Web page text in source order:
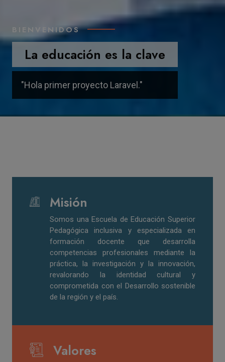
BIENVENIDOS
La educación es la clave
"Hola primer proyecto Laravel."
LICENCIAMIENTO
Somos una institución Licenciada mediante
Resolución Ministerial N° 017-2021-MINEDU.
Misión
Somos una Escuela de Educación Superior
Pedagógica inclusiva y especializada en
formación docente que desarrolla
competencias profesionales mediante la
práctica, la investigación y la innovación,
revalorando la identidad cultural y
comprometida con el Desarrollo sostenible
de la región y el país.
Valores